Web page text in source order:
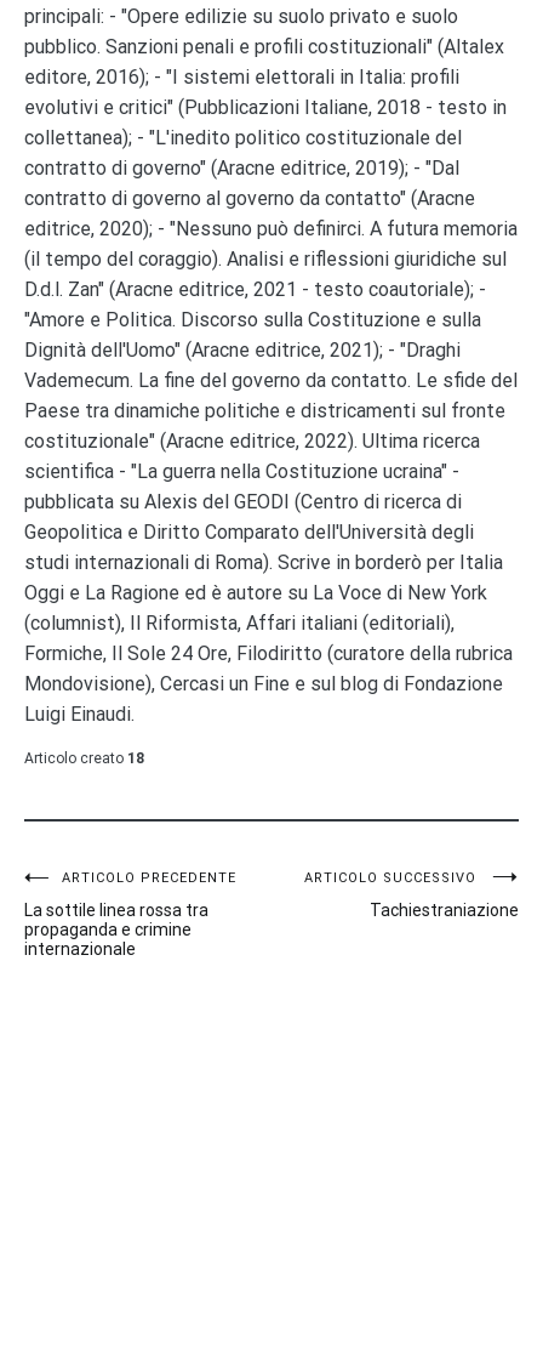
principali: - "Opere edilizie su suolo privato e suolo
pubblico. Sanzioni penali e profili costituzionali" (Altalex
editore, 2016); - "I sistemi elettorali in Italia: profili
evolutivi e critici" (Pubblicazioni Italiane, 2018 - testo in
collettanea); - "L'inedito politico costituzionale del
contratto di governo" (Aracne editrice, 2019); - "Dal
contratto di governo al governo da contatto" (Aracne
editrice, 2020); - "Nessuno può definirci. A futura memoria
(il tempo del coraggio). Analisi e riflessioni giuridiche sul
D.d.l. Zan" (Aracne editrice, 2021 - testo coautoriale); -
"Amore e Politica. Discorso sulla Costituzione e sulla
Dignità dell'Uomo" (Aracne editrice, 2021); - "Draghi
Vademecum. La fine del governo da contatto. Le sfide del
Paese tra dinamiche politiche e districamenti sul fronte
costituzionale" (Aracne editrice, 2022). Ultima ricerca
scientifica - "La guerra nella Costituzione ucraina" -
pubblicata su Alexis del GEODI (Centro di ricerca di
Geopolitica e Diritto Comparato dell'Università degli
studi internazionali di Roma). Scrive in borderò per Italia
Oggi e La Ragione ed è autore su La Voce di New York
(columnist), Il Riformista, Affari italiani (editoriali),
Formiche, Il Sole 24 Ore, Filodiritto (curatore della rubrica
Mondovisione), Cercasi un Fine e sul blog di Fondazione
Luigi Einaudi.
Articolo creato 18
Navigazione
articoli
ARTICOLO PRECEDENTE
La sottile linea rossa tra
propaganda e crimine
internazionale
ARTICOLO SUCCESSIVO
Tachiestraniazione